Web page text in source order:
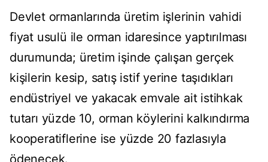
Devlet ormanlarında üretim işlerinin vahidi
fiyat usulü ile orman idaresince yaptırılması
durumunda; üretim işinde çalışan gerçek
kişilerin kesip, satış istif yerine taşıdıkları
endüstriyel ve yakacak emvale ait istihkak
tutarı yüzde 10, orman köylerini kalkındırma
kooperatiflerine ise yüzde 20 fazlasıyla